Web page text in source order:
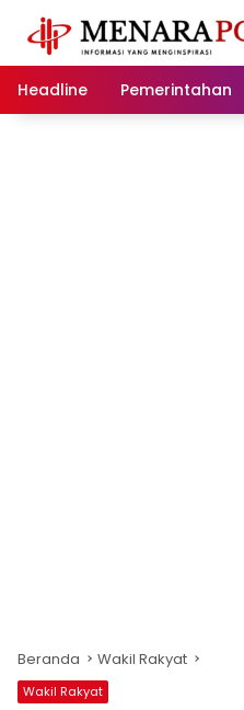
konten
Headline
Pemerintahan
Beranda Wakil Rakyat
Wakil Rakyat